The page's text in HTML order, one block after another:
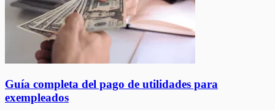
Guía completa del pago de utilidades para
exempleados